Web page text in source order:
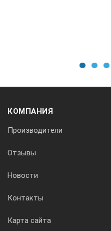
КОМПАНИЯ
Производители
Отзывы
Новости
Контакты
Карта сайта